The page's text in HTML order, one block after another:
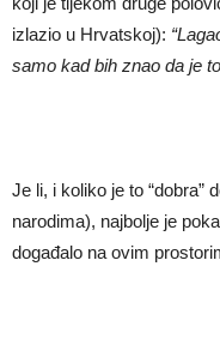
izlazio u Hrvatskoj):
samo kad bih znao da je
Je li, i koliko je to “dobra”
narodima), najbolje je
događalo na ovim